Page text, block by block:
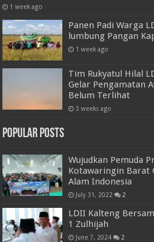
1 week ago
Panen Padi Warga
lumbung Pangan
1 week ago
Tim Rukyatul Hilal
Gelar Pengamatan
Belum Terlihat
3 weeks ago
Popular Posts
Wujudkan Pemuda
Kotawaringin Barat
Alam Indonesia
July 31, 2022 2
LDII Kalteng
1 Zulhijah
June 7, 2024 2